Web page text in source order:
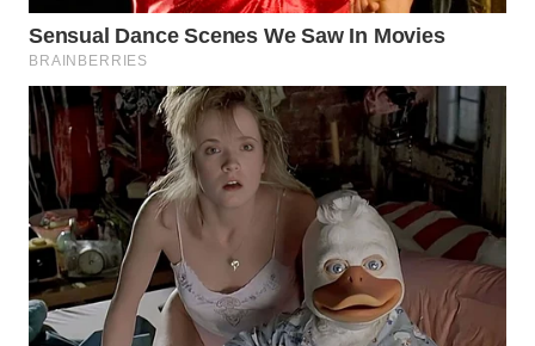
WN
SEMARANG
WN
SOLO
WN
BOROBUDUR
WN
MADURA